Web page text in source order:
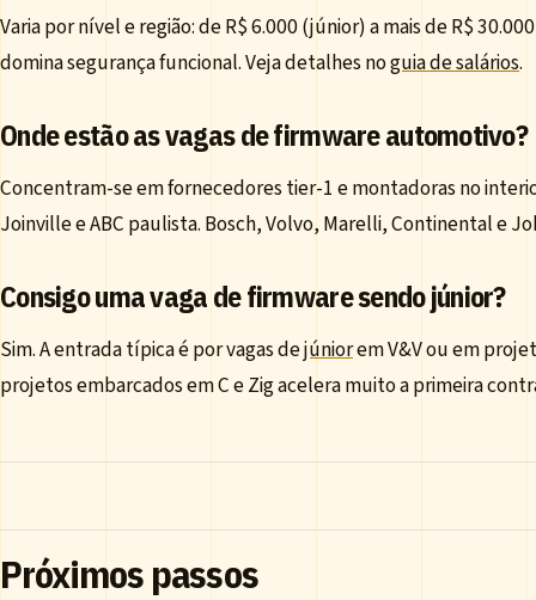
Varia por nível e região: de R$ 6.000 (júnior) a mais de R$
domina segurança funcional. Veja detalhes noguia de salários.
Onde estão as vagas de firmware automotivo?
Concentram-se em fornecedores tier-1 e montadoras no
Joinville e ABC paulista. Bosch, Volvo, Marelli, Continental e
Consigo uma vaga de firmware sendo júnior?
Sim. A entrada típica é por vagas dejúniorem V&V ou em
projetos embarcados em C e Zig acelera muito a primeira
Próximos passos